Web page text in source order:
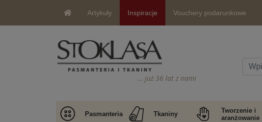
Artykuły Inspiracje Vouchery podarunkowe
… już 36 lat z nami
Pasmanteria Tkaniny
Tworzenie i
aranżowanie